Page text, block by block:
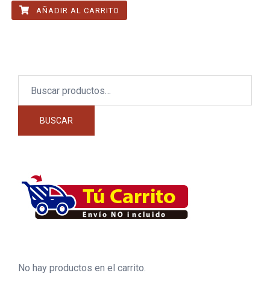
AÑADIR AL CARRITO
BUSCAR
No hay productos en el carrito.